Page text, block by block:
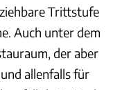
Trittstufe
Auch unter dem
der aber
allenfalls für